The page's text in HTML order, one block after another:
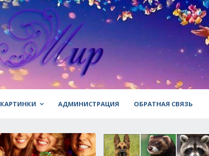
КАРТИНКИ АДМИНИСТРАЦИЯ ОБРАТНАЯ СВЯЗЬ